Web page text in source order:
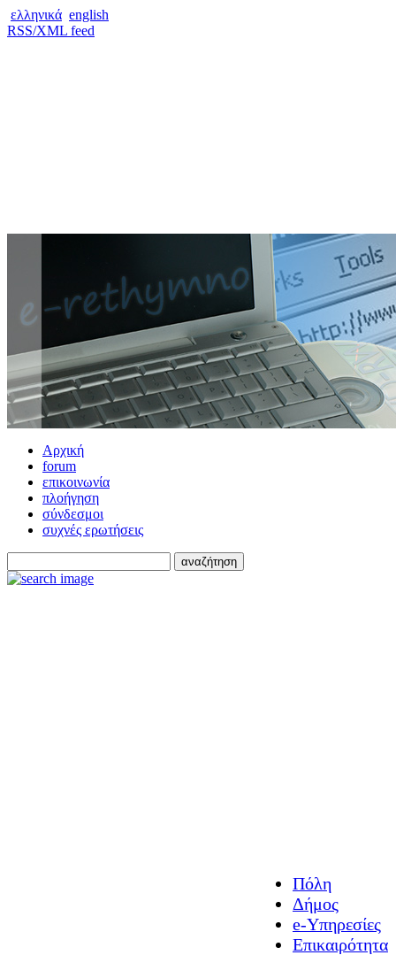
ελληνικά english
RSS/XML feed
Αρχική
forum
επικοινωνία
πλοήγηση
σύνδεσμοι
συχνές ερωτήσεις
Πόλη
Δήμος
e-Υπηρεσίες
Επικαιρότητα